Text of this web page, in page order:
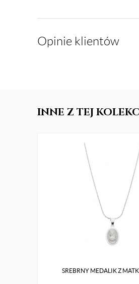
Opinie klientów
INNE Z TEJ
SREBRNY MEDALIK Z